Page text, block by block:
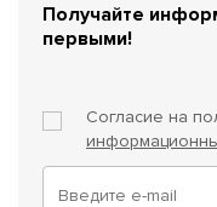
Получайте
первыми!
Согласие на